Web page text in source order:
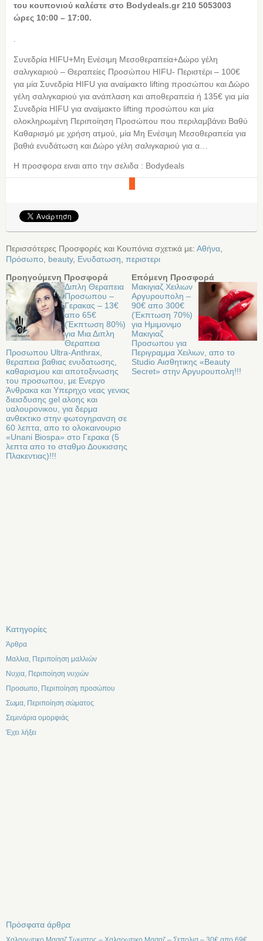
του κουπονιού καλέστε στο Bodydeals.gr 210 5053003
ώρες 10:00 – 17:00.
Συνεδρία HIFU+Μη Ενέσιμη Μεσοθεραπεία+Δώρο γέλη
σαλιγκαριού – Θεραπείες Προσώπου HIFU- Περιστέρι – 100€
για μία Συνεδρία HIFU για αναίμακτο lifting προσώπου και Δώρο
γέλη σαλιγκαριού για ανάπλαση και αποθεραπεία ή 135€ για μία
Συνεδρία HIFU για αναίμακτο lifting προσώπου και μία
ολοκληρωμένη Περιποίηση Προσώπου που περιλαμβάνει Βαθύ
Καθαρισμό με χρήση ατμού, μία Μη Ενέσιμη Μεσοθεραπεία για
βαθιά ενυδάτωση και Δώρο γέλη σαλιγκαριού για α…
Η προσφορα ειναι απο την σελιδα : Bodydeals
Περισσότερες Προσφορές και Κουπόνια σχετικά με: Αθήνα
Πρόσωπο beauty, Ενυδατωση περιστερι
Προηγούμενη Προσφορά
Διπλη Θεραπεια
Προσωπου –
Γερακας – 13€
απο 65€
(Έκπτωση 80%)
για Μια Διπλη
Θεραπεια
Προσωπου Ultra-Anthrax,
θεραπεια βαθιας ενυδατωσης,
καθαρισμου και αποτοξινωσης
του προσωπου, με Ενεργο
Άνθρακα και Υπερηχο νεας γενιας
διεισδυσης gel αλοης και
υαλουρονικου, για δερμα
ανθεκτικο στην φωτογηρανση σε
60 λεπτα, απο το ολοκαινουριο
«Unani Biospa» στο Γερακα (5
λεπτα απο το σταθμο Δουκισσης
Πλακεντιας)!!!
Επόμενη Προσφορά
Μακιγιαζ Χειλιων
Αργυρουπολη –
90€ απο 300€
(Έκπτωση 70%)
για Ημιμονιμο
Μακιγιαζ
Προσωπου για
Περιγραμμα Χειλιων, απο το
Studio Αισθητικης «Beauty
Secret» στην Αργυρουπολη!!!
Kατηγορίες
Άρθρα
Μαλλια, Περιποίηση μαλλιών
Νυχια, Περιποίηση νυχιών
Προσωπο, Περιποίηση προσώπου
Σωμα, Περιποίηση σώματος
Σεμινάρια ομορφιάς
Έχει λήξει
Πρόσφατα άρθρα